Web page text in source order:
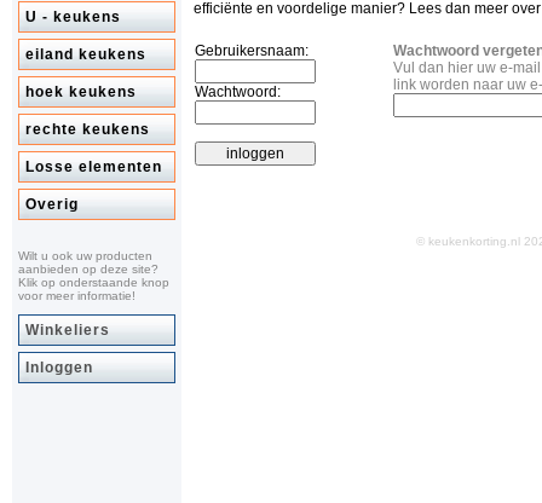
U - keukens
eiland keukens
hoek keukens
rechte keukens
Losse elementen
Overig
Wilt u ook uw producten
aanbieden op deze site?
Klik op onderstaande knop
voor meer informatie!
Winkeliers
Inloggen
efficiënte en voordelige manier? Lees dan meer
Gebruikersnaam:
Wachtwoord:
Wachtwoord
Vul dan hier uw e-
link worden naar uw
© keukenkorting.nl